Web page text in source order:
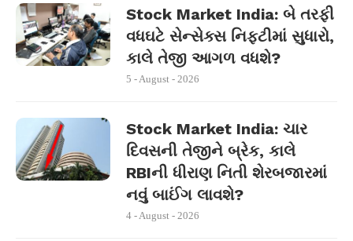
Stock Market India: બે તરફી
વધઘટે સેન્સેક્સ નિફ્ટીમાં સુધારો,
કાલે તેજી આગળ વધશે?
5 - August - 2026
Stock Market India: ચાર
દિવસની તેજીને બ્રેક, કાલે
RBIની ધીરાણ નિતી શેરબજારમાં
નવું બાઈંગ લાવશે?
4 - August - 2026